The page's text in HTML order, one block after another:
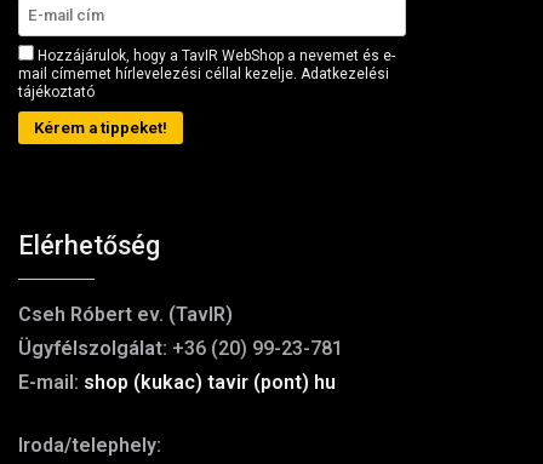
Hozzájárulok, hogy a TavIR WebShop a nevemet és e-
mail címemet hírlevelezési céllal kezelje. Adatkezelési
tájékoztató
Kérem a tippeket!
Elérhetőség
Cseh Róbert ev. (TavIR)
Ügyfélszolgálat: +36 (20) 99-23-781
E-mail: shop (kukac) tavir (pont) hu
Iroda/telephely: